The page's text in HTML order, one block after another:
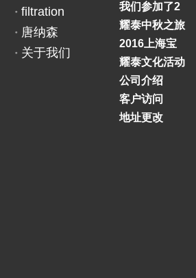
filtration
唐纳森
关于我们
我们参加了2018印度BAUMA展览会
耀泰中秋之旅
2016上海宝马展
耀泰文化活动
公司介绍
客户访问
地址更改